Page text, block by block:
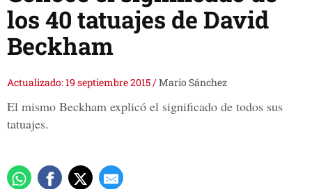
los 40 tatuajes de David
Beckham
Actualizado: 19 septiembre 2015/Mario Sánchez
El mismo Beckham explicó el significado de todos sus
tatuajes.